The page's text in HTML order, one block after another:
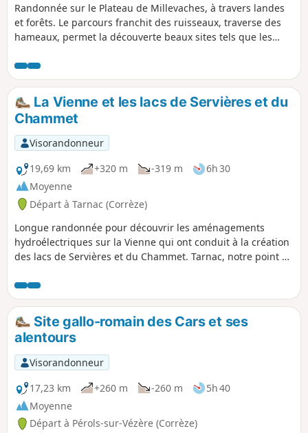
Randonnée sur le Plateau de Millevaches, à travers landes
et forêts. Le parcours franchit des ruisseaux, traverse des
hameaux, permet la découverte beaux sites tels que les
et le castrum du Puy Murat. En fin de randonnée, prenez le
temps de flâner dans le joli village de Tarnac, qui possède
une église, une fontaine et un chêne de Sully
remarquables.
La Vienne et les lacs de Servières et du
Chammet
Visorandonneur
19,69 km
+320 m -319 m
6h 30
Moyenne
Départ à Tarnac (Corrèze)
Longue randonnée pour découvrir les aménagements
hydroélectriques sur la Vienne qui ont conduit à la création
des lacs de Servières et du Chammet. Tarnac, notre point de
une église, une fontaine et un chêne remarquables.
Site gallo-romain des Cars et ses
alentours
Visorandonneur
17,23 km
+260 m -260 m
5h 40
Moyenne
Départ à Pérols-sur-Vézère (Corrèze)